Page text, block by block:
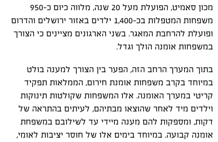
מכון סאמיט, הפועלת מעל 20 שנה, מלווה כיום כ-950
משפחות המטפלות בכ-1,400 ילדים באזור ירושלים והדרום
ופועלת להרחבת המאגר. בשני הארגונים מציינים כי הצורך
במשפחות אומנה הולך וגדל.
בתוך המערך הרחב הזה, הפער בין הצורך למענה בולט
במיוחד בקרב משפחות אומנת חירום, הממלאות תפקיד
קריטי במערך האומנה. אלו המשפחות שקולטות תינוקות
וילדים מיד לאחר שהוצאו מבתיהם, לעיתים בהתראה של
דקות, ומספקות להם מענה מיידי עד לשילובם במשפחת
אומנה קבועה. במיוחד בימים אלו של חוסר יציבות לאומי,